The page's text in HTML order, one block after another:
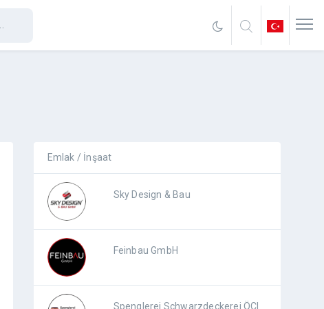
Emlak / İnşaat
Sky Design & Bau
Feinbau GmbH
Spenglerei Schwarzdeckerei ÖCI